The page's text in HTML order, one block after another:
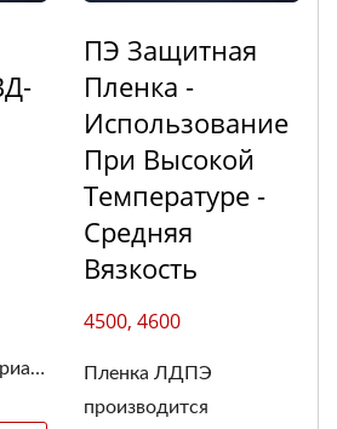
ПЭ Защитная
Пленка -
Использование
При Высокой
Температуре -
Средняя
Вязкость
4500, 4600
Пленка ЛДПЭ
производится